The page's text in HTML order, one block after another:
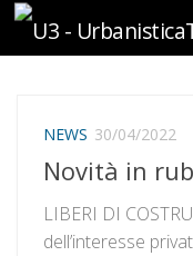
Sotto il contenuto
NEWS 30/04/2022
Novità in
LIBERI DI
dell’interesse